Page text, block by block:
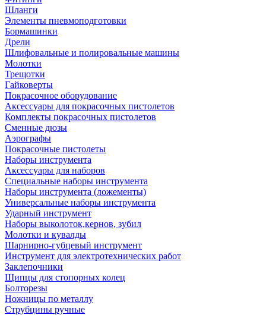
Шланги
Элементы пневмоподготовки
Бормашинки
Дрели
Шлифовальные и полировальные машины
Молотки
Трещотки
Гайковерты
Покрасочное оборудование
Аксессуары для покрасочных пистолетов
Комплекты покрасочных пистолетов
Сменные дюзы
Аэрографы
Покрасочные пистолеты
Наборы инструмента
Аксессуары для наборов
Специальные наборы инструмента
Наборы инструмента (ложементы)
Универсальные наборы инструмента
Ударный инструмент
Наборы выколоток,кернов, зубил
Молотки и кувалды
Шарнирно-губцевый инструмент
Инструмент для электротехнических работ
Заклепочники
Щипцы для стопорных колец
Болторезы
Ножницы по металлу
Струбцины ручные